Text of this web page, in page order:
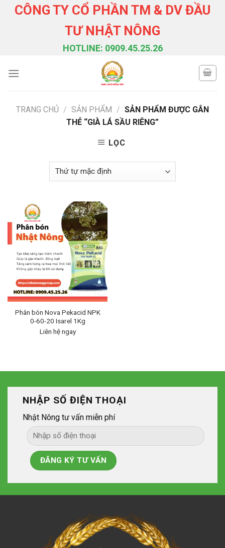
SkipCÔNG TY CỔ PHẦN TM & DV ĐẦU
TƯ NHẬT NÔNG
HOTLINE: 0909.45.25.26
TRANG CHỦ / SẢN PHẨM / SẢN PHẨM ĐƯỢC GẮN
THẺ “GIÀ LÁ SẦU RIÊNG”
LỌC
Phân bón Nova Pekacid NPK
0-60-20 Isarel 1Kg
Liên hệ ngay
NHẬP SỐ ĐIỆN THOẠI
Nhật Nông tư vấn miễn phí